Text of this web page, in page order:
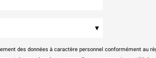
▾
des données à caractère personnel conformément au